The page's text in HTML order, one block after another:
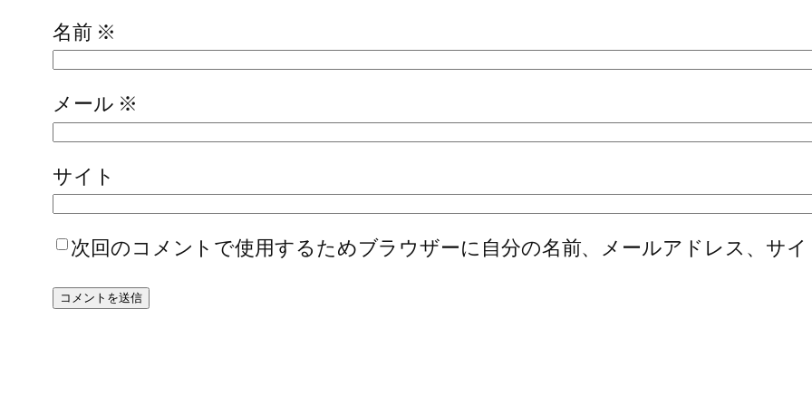
名前 ※
メール ※
サイト
次回のコメントで使用するためブラウザーに自分の名前、メールアドレス、サイ